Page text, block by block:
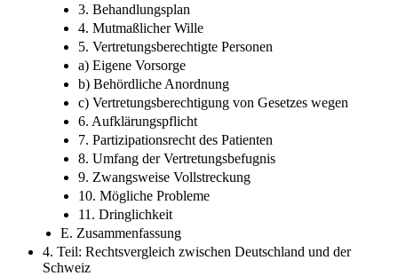
3. Behandlungsplan
4. Mutmaßlicher Wille
5. Vertretungsberechtigte Personen
a) Eigene Vorsorge
b) Behördliche Anordnung
c) Vertretungsberechtigung von Gesetzes wegen
6. Aufklärungspflicht
7. Partizipationsrecht des Patienten
8. Umfang der Vertretungsbefugnis
9. Zwangsweise Vollstreckung
10. Mögliche Probleme
11. Dringlichkeit
E. Zusammenfassung
4. Teil: Rechtsvergleich zwischen Deutschland und der
Schweiz